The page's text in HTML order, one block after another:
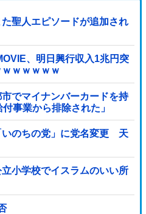
た聖人エピソードが追加され
、明日興行収入1兆円突
ｗｗｗｗｗ
でマイナンバーカードを持
事業から排除された」
いのちの党」に党名変更 天
立小学校でイスラムのいい所